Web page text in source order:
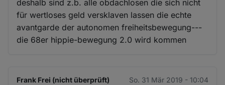
deshalb sind z.b. alle obdachlosen die sich nicht
für wertloses geld versklaven lassen die echte
avantgarde der autonomen freiheitsbewegung---
die 68er hippie-bewegung 2.0 wird kommen
Frank Frei (nicht überprüft) So. 31 Mär 2019 - 10:04